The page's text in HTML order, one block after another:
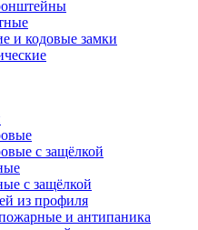
и кодовые замки
с защёлкой
с защёлкой
из профиля
и антипаника